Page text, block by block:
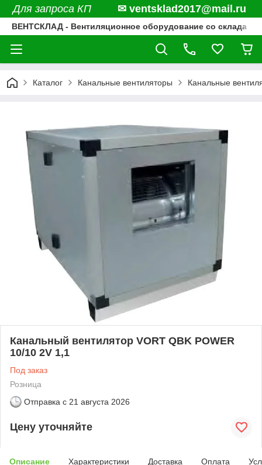
Для запроса КП ✉ ventsklad2017@mail.ru
ВЕНТСКЛАД - Вентиляционное оборудование со склада
Каталог Канальные вентиляторы Канальные
Канальный вентилятор VORT QBK POWER
10/10 2V 1,1
Под заказ
Розница
Отправка с 21 августа 2026
Цену уточняйте
Описание Характеристики Доставка Оплата